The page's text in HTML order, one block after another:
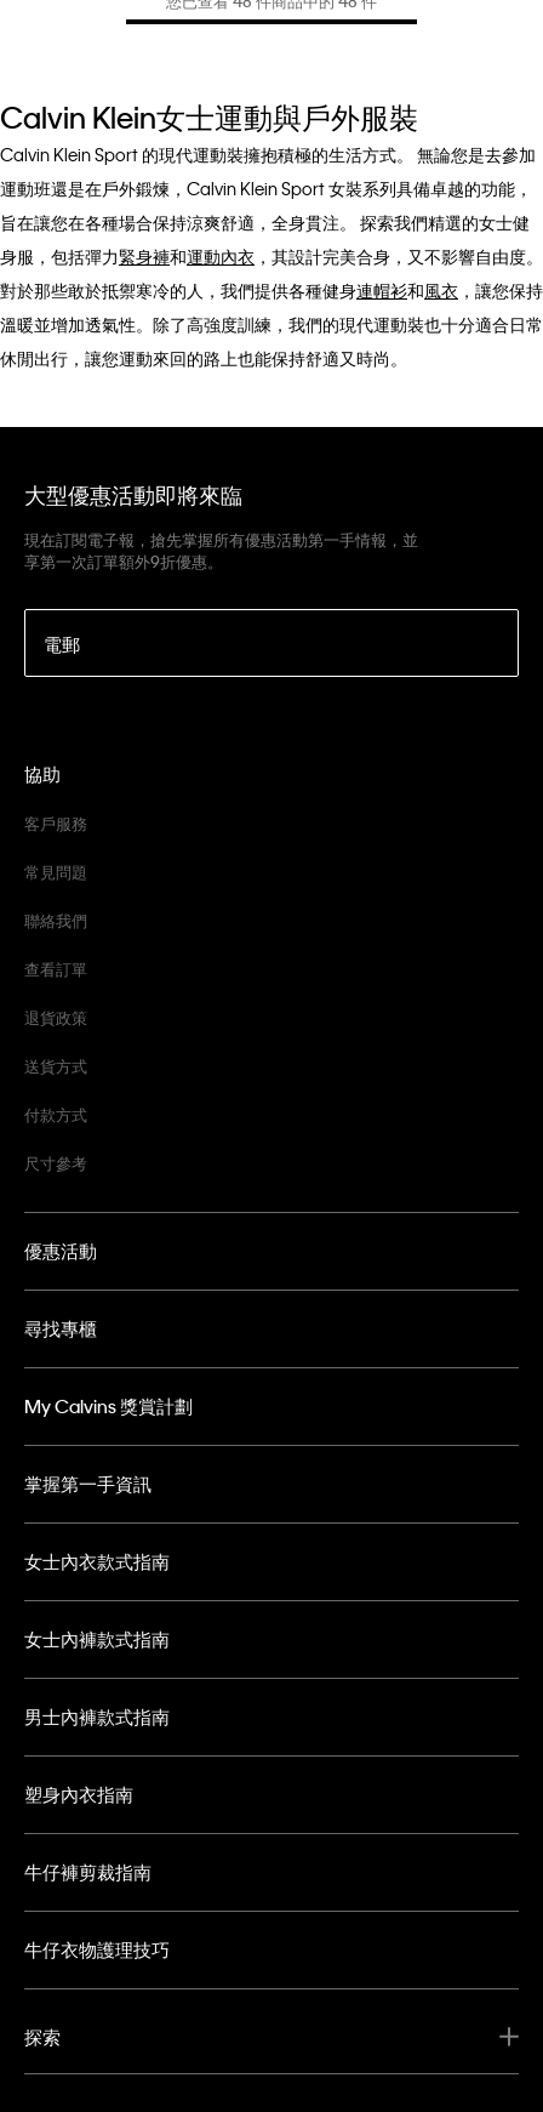
Calvin Klein女士運動與戶外服裝
Calvin Klein Sport 的現代運動裝擁抱積極的生活方式。 無論您是去參加
運動班還是在戶外鍛煉，Calvin Klein Sport 女裝系列具備卓越的功能，
旨在讓您在各種場合保持涼爽舒適，全身貫注。 探索我們精選的女士健
身服，包括彈力緊身褲和運動內衣 ，其設計完美合身，又不影響自由度。
對於那些敢於抵禦寒冷的人，我們提供各種健身連帽衫和風衣 ，讓您保持
溫暖並增加透氣性。除了高強度訓練，我們的現代運動裝也十分適合日常
休閒出行，讓您運動來回的路上也能保持舒適又時尚。
大型優惠活動即將來臨
現在訂閱電子報，搶先掌握所有優惠活動第一手情報，並
享第一次訂單額外9折優惠。
電郵
協助
客戶服務
常見問題
聯絡我們
查看訂單
退貨政策
送貨方式
付款方式
尺寸參考
優惠活動
尋找專櫃
My Calvins 獎賞計劃
掌握第一手資訊
女士內衣款式指南
女士內褲款式指南
男士內褲款式指南
塑身內衣指南
牛仔褲剪裁指南
牛仔衣物護理技巧
探索